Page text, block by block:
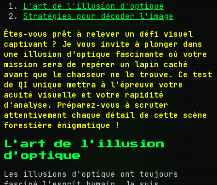
L'art de l'illusion d'optique
Stratégies pour décoder l'image
Êtes-vous prêt à relever un défi visuel
captivant ? Je vous invite à plonger dans
une illusion d'optique fascinante où votre
mission sera de repérer un lapin caché
avant que le chasseur ne le trouve. Ce test
de QI unique mettra à l'épreuve votre
acuité visuelle et votre rapidité
d'analyse. Préparez-vous à scruter
attentivement chaque détail de cette scène
forestière énigmatique !
L'art de l'illusion
d'optique
Les illusions d'optique ont toujours